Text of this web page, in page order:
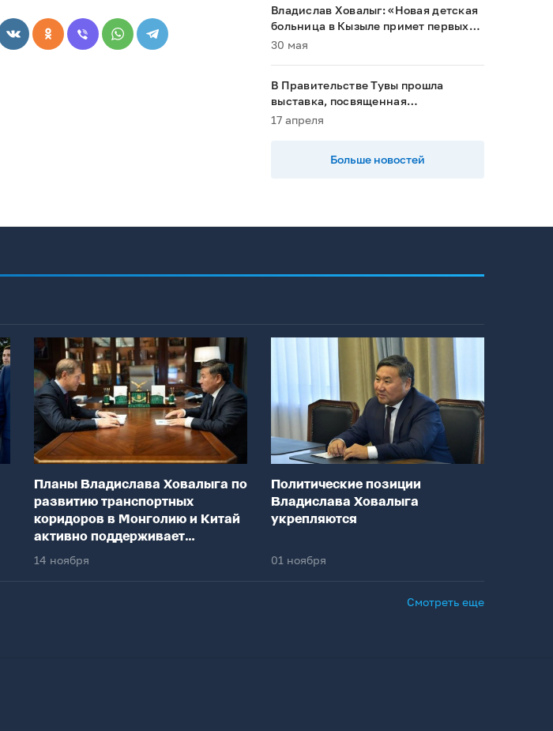
Владислав Ховалыг: «Новая детская
больница в Кызыле примет первых
пациентов в 2028 году»
30 мая
В Правительстве Тувы прошла
выставка, посвященная
национальным проектам
17 апреля
Больше новостей
Планы Владислава Ховалыга по
развитию транспортных
коридоров в Монголию и Китай
активно поддерживает
федеральный центр
14 ноября
Политические позиции
Владислава Ховалыга
укрепляются
01 ноября
Смотреть еще